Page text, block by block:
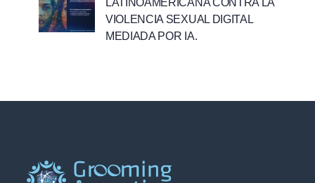
LATINOAMERICANA CONTRA LA
VIOLENCIA SEXUAL DIGITAL
MEDIADA POR IA.